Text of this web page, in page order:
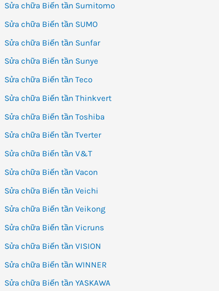
Sửa chữa Biến tần Sumitomo
Sửa chữa Biến tần SUMO
Sửa chữa Biến tần Sunfar
Sửa chữa Biến tần Sunye
Sửa chữa Biến tần Teco
Sửa chữa Biến tần Thinkvert
Sửa chữa Biến tần Toshiba
Sửa chữa Biến tần Tverter
Sửa chữa Biến tần V&T
Sửa chữa Biến tần Vacon
Sửa chữa Biến tần Veichi
Sửa chữa Biến tần Veikong
Sửa chữa Biến tần Vicruns
Sửa chữa Biến tần VISION
Sửa chữa Biến tần WINNER
Sửa chữa Biến tần YASKAWA